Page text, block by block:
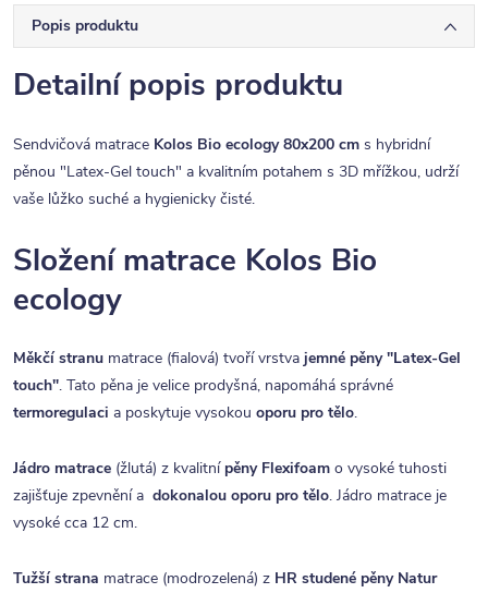
Popis produktu
Detailní popis produktu
Sendvičová matrace Kolos Bio ecology 80x200 cm s hybridní
pěnou "Latex-Gel touch" a kvalitním potahem s 3D mřížkou, udrží
vaše lůžko suché a hygienicky čisté.
Složení matrace Kolos Bio
ecology
Měkčí stranu matrace (fialová) tvoří vrstva jemné pěny "Latex-Gel
touch". Tato pěna je velice prodyšná, napomáhá správné
termoregulaci a poskytuje vysokou oporu pro tělo.
Jádro matrace (žlutá) z kvalitní pěny Flexifoam o vysoké tuhosti
zajišťuje zpevnění a dokonalou oporu pro tělo. Jádro matrace je
vysoké cca 12 cm.
Tužší strana matrace (modrozelená) z HR studené pěny Natur